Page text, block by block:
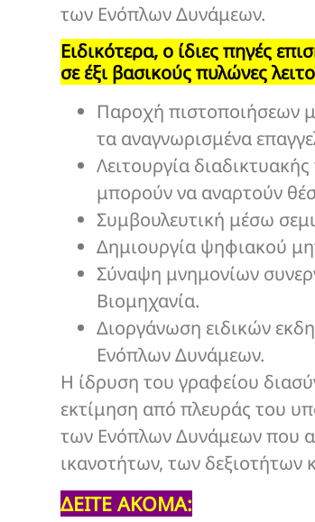
των Ενόπλων Δυνάμεων.
Ειδικότερα, ο ίδιες πηγές
σε έξι βασικούς πυλώνες
Παροχή πιστοποιήσεων
τα αναγνωρισμένα
Λειτουργία
μπορούν να αναρτούν
Συμβουλευτική μέσω
Δημιουργία ψηφιακού
Σύναψη μνημονίων
Βιομηχανία.
Διοργάνωση ειδικών
Ενόπλων Δυνάμεων.
Η ίδρυση του γραφείου
εκτίμηση από πλευράς του
των Ενόπλων Δυνάμεων που
ικανοτήτων, των δεξιοτήτων
ΔΕΙΤΕ ΑΚΟΜΑ: